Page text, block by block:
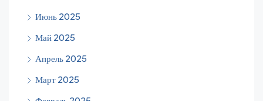
Июнь 2025
Май 2025
Апрель 2025
Март 2025